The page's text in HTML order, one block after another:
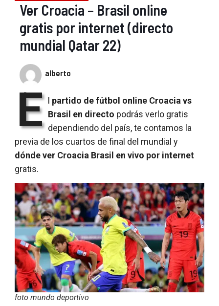
Ver Croacia – Brasil online
gratis por internet (directo
mundial Qatar 22)
alberto
E l partido de fútbol online Croacia vs
Brasil en directo podrás verlo gratis
dependiendo del país, te contamos la
previa de los cuartos de final del mundial y
dónde ver Croacia Brasil en vivo por internet
gratis.
foto mundo deportivo